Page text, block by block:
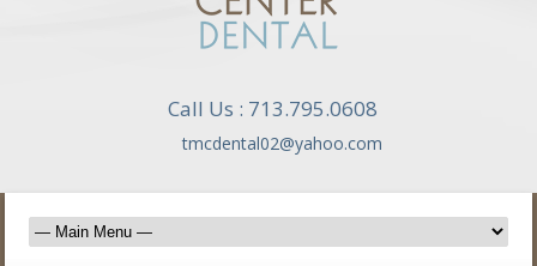
Call Us : 713.795.0608
tmcdental02@yahoo.com